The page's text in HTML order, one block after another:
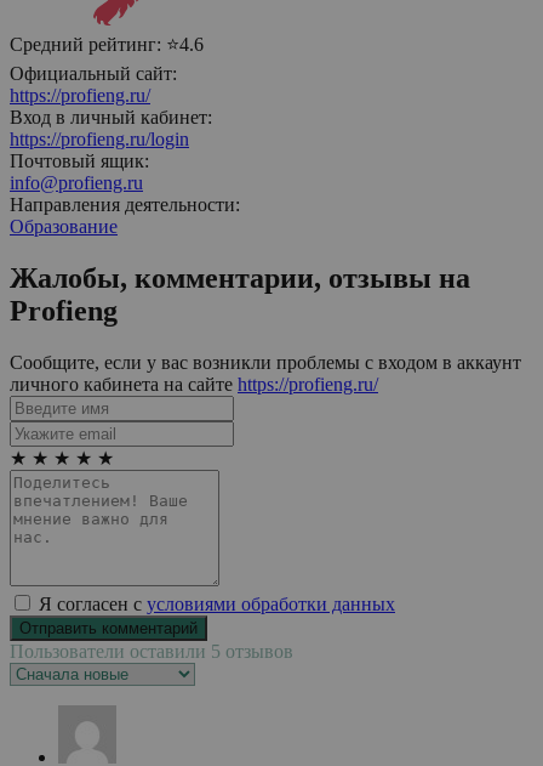
Средний рейтинг: ⭐4.6
Официальный сайт:
https://profieng.ru/
Вход в личный кабинет:
https://profieng.ru/login
Почтовый ящик:
info@profieng.ru
Направления деятельности:
Образование
Жалобы, комментарии, отзывы на
Profieng
Сообщите, если у вас возникли проблемы с входом в аккаунт
личного кабинета на сайте https://profieng.ru/
★ ★ ★ ★ ★
Я согласен с условиями обработки данных
Пользователи оставили 5 отзывов